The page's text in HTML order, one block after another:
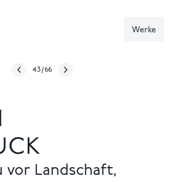
Werke
43 /66
vor Landschaft,